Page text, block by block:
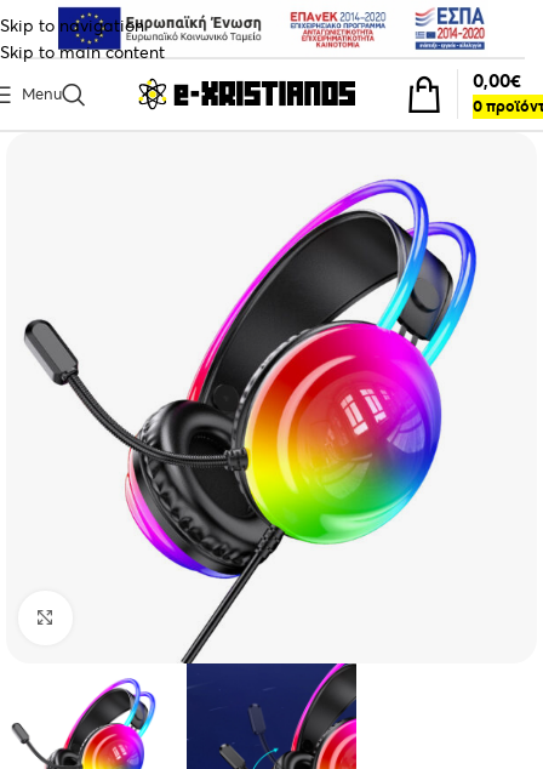
Skip to navigation
Skip to main content
Menu
0
0,00€